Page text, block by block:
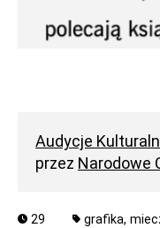
Audycje
przez Narodowe
29
grafika,